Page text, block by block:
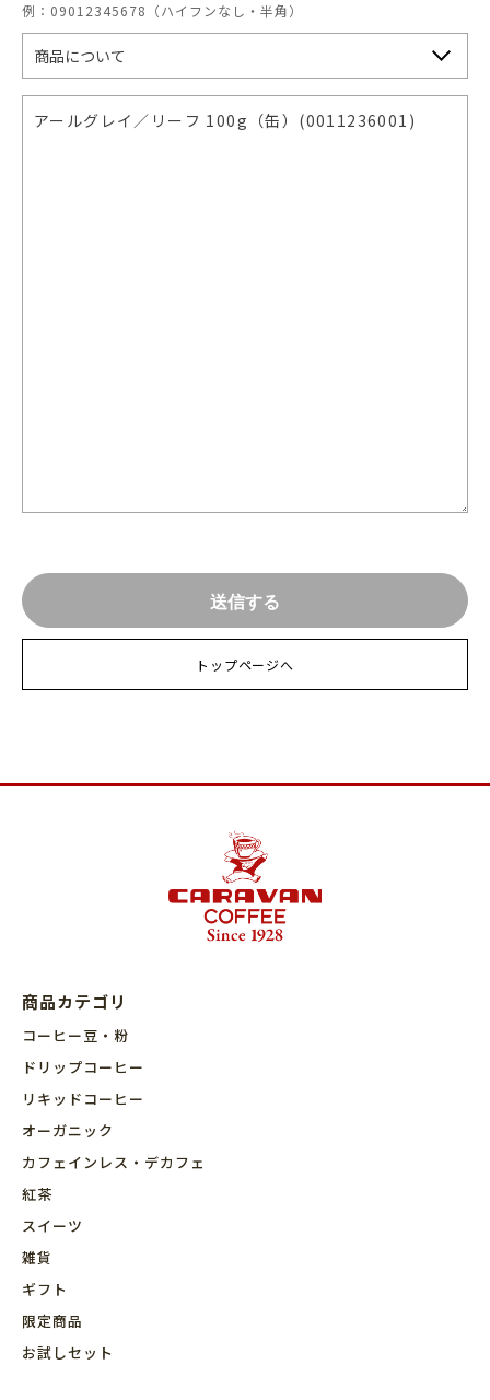
例：09012345678（ハイフンなし・半角）
トップページへ
商品カテゴリ
コーヒー豆・粉
ドリップコーヒー
リキッドコーヒー
オーガニック
カフェインレス・デカフェ
紅茶
スイーツ
雑貨
ギフト
限定商品
お試しセット